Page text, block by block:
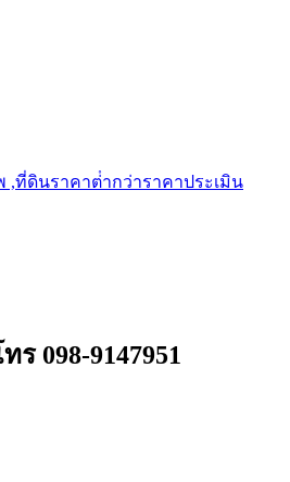
,ที่ดินราคาต่ํากว่าราคาประเมิน
098-9147951